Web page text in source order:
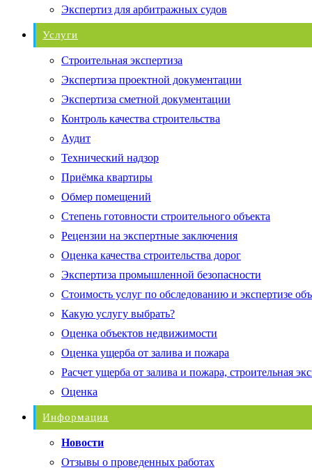
Экспертиз для арбитражных судов
Услуги
Строительная экспертиза
Экспертиза проектной документации
Экспертиза сметной документации
Контроль качества строительства
Аудит
Технический надзор
Приёмка квартиры
Обмер помещений
Степень готовности строительного объекта
Рецензии на экспертные заключения
Оценка качества строительства дорог
Экспертиза промышленной безопасности
Стоимость услуг по обследованию и экспертизе
Какую услугу выбрать?
Оценка объектов недвижимости
Оценка ущерба от залива и пожара
Расчет ущерба от залива и пожара, строительная
Оценка
Информация
Новости
Отзывы о проведенных работах